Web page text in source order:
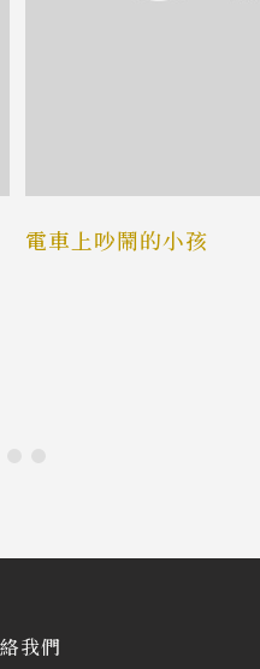
電車上吵鬧的小孩
我們